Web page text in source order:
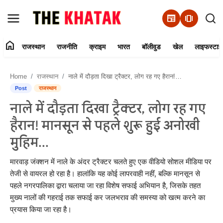
newspaper amp_stories
Contact Us
राजस्थान
राजनीति
क्राइम
भारत
बॉलीवुड
home राजस्थान राजनीति क्राइम भारत बॉलीवुड खेल
Home राजस्थान नाले में दौड़ता दिखा ट्रैक्टर, लोग रह गए हैरान! मानसून से पहले शुरू हुई अनोखी मुहिम...
Post राजस्थान
नाले में दौड़ता दिखा ट्रैक्टर, लोग रह गए
हैरान! मानसून से पहले शुरू हुई अनोखी
मुहिम...
मारवाड़ जंक्शन में नाले के अंदर ट्रैक्टर चलते हुए एक वीडियो सोशल मीडिया पर
तेजी से वायरल हो रहा है। हालांकि यह कोई लापरवाही नहीं, बल्कि मानसून से
पहले नगरपालिका द्वारा चलाया जा रहा विशेष सफाई अभियान है, जिसके तहत
मुख्य नालों की गहराई तक सफाई कर जलभराव की समस्या को खत्म करने का
प्रयास किया जा रहा है।